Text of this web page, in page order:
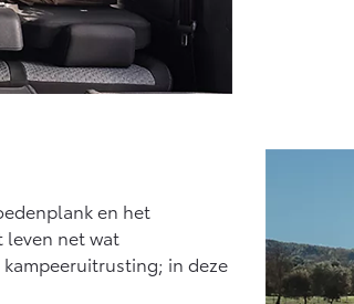
en het
leven net wat
in deze